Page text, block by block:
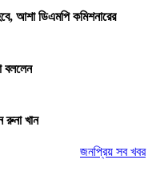
আশা ডিএমপি কমিশনারের
বললেন
রুনা খান
জনপ্রিয় সব খবর